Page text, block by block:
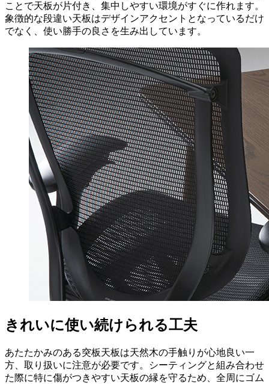
ことで天板が片付き、集中しやすい環境がすぐに作れます。
象徴的な段違い天板はデザインアクセントとなっているだけ
でなく、使い勝手の良さを生み出しています。
きれいに使い続けられる工夫
あたたかみのある突板天板は天然木の手触りが心地良い一
方、取り扱いに注意が必要です。シーティングと組み合わせ
た際に特に傷がつきやすい天板の縁を守るため、全周にゴム